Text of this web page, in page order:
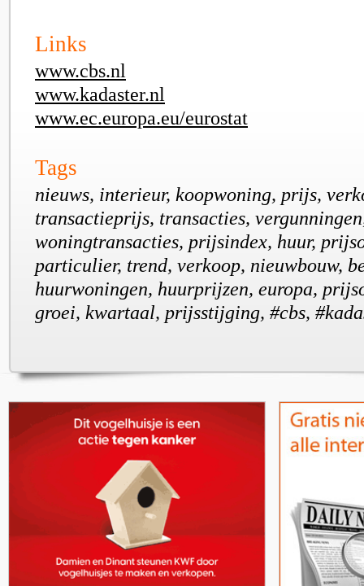
Links
www.cbs.nl
www.kadaster.nl
www.ec.europa.eu/eurostat
Tags
nieuws, interieur, koopwoning, prijs,
transactieprijs, transacties,
woningtransacties, prijsindex, huur,
particulier, trend, verkoop, nieuwbouw,
huurwoningen, huurprijzen, europa,
groei, kwartaal, prijsstijging, #cbs,